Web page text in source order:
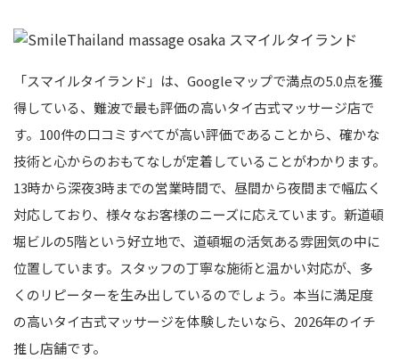
「スマイルタイランド」は、Googleマップで満点の5.0点を獲
得している、難波で最も評価の高いタイ古式マッサージ店で
す。100件の口コミすべてが高い評価であることから、確かな
技術と心からのおもてなしが定着していることがわかります。
13時から深夜3時までの営業時間で、昼間から夜間まで幅広く
対応しており、様々なお客様のニーズに応えています。新道頓
堀ビルの5階という好立地で、道頓堀の活気ある雰囲気の中に
位置しています。スタッフの丁寧な施術と温かい対応が、多
くのリピーターを生み出しているのでしょう。本当に満足度
の高いタイ古式マッサージを体験したいなら、2026年のイチ
推し店舗です。